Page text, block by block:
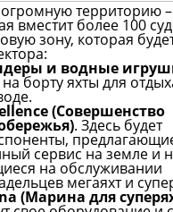
территорию
вместит более 100
зону, которая
и водные
борту яхты для
(Совершенство
. Здесь будет
сервис на земле и
на обслуживании
мегаяхт и
(Марина для